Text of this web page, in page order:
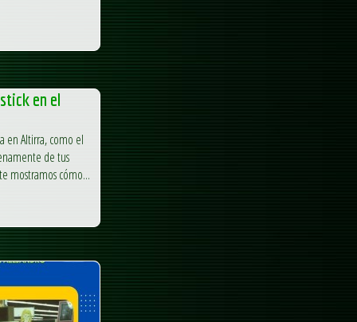
en el
en Altirra, como el
de tus
mostramos cómo...